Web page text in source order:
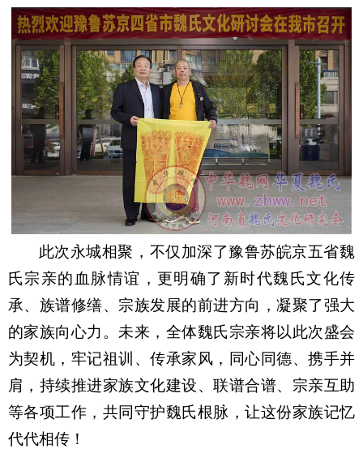
此次永城相聚，不仅加深了豫鲁苏皖京五省魏
氏宗亲的血脉情谊，更明确了新时代魏氏文化传
承、族谱修缮、宗族发展的前进方向，凝聚了强大
的家族向心力。未来，全体魏氏宗亲将以此次盛会
为契机，牢记祖训、传承家风，同心同德、携手并
肩，持续推进家族文化建设、联谱合谱、宗亲互助
等各项工作，共同守护魏氏根脉，让这份家族记忆
代代相传！